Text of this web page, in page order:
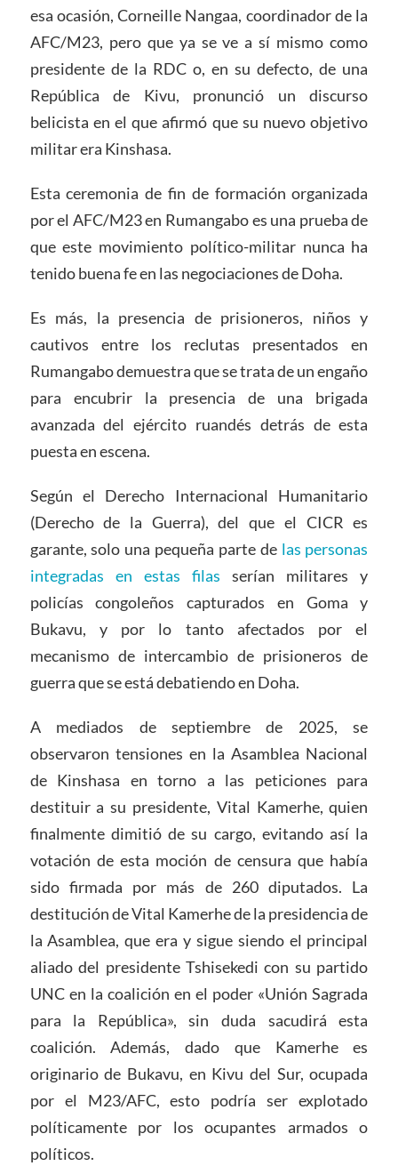
esa ocasión, Corneille Nangaa, coordinador de la
AFC/M23, pero que ya se ve a sí mismo como
presidente de la RDC o, en su defecto, de una
República de Kivu, pronunció un discurso
belicista en el que afirmó que su nuevo objetivo
militar era Kinshasa.
Esta ceremonia de fin de formación organizada
por el AFC/M23 en Rumangabo es una prueba de
que este movimiento político-militar nunca ha
tenido buena fe en las negociaciones de Doha.
Es más, la presencia de prisioneros, niños y
cautivos entre los reclutas presentados en
Rumangabo demuestra que se trata de un engaño
para encubrir la presencia de una brigada
avanzada del ejército ruandés detrás de esta
puesta en escena.
Según el Derecho Internacional Humanitario
(Derecho de la Guerra), del que el CICR es
garante, solo una pequeña parte de las personas
integradas en estas filas serían militares y
policías congoleños capturados en Goma y
Bukavu, y por lo tanto afectados por el
mecanismo de intercambio de prisioneros de
guerra que se está debatiendo en Doha.
A mediados de septiembre de 2025, se
observaron tensiones en la Asamblea Nacional
de Kinshasa en torno a las peticiones para
destituir a su presidente, Vital Kamerhe, quien
finalmente dimitió de su cargo, evitando así la
votación de esta moción de censura que había
sido firmada por más de 260 diputados. La
destitución de Vital Kamerhe de la presidencia de
la Asamblea, que era y sigue siendo el principal
aliado del presidente Tshisekedi con su partido
UNC en la coalición en el poder «Unión Sagrada
para la República», sin duda sacudirá esta
coalición. Además, dado que Kamerhe es
originario de Bukavu, en Kivu del Sur, ocupada
por el M23/AFC, esto podría ser explotado
políticamente por los ocupantes armados o
políticos.